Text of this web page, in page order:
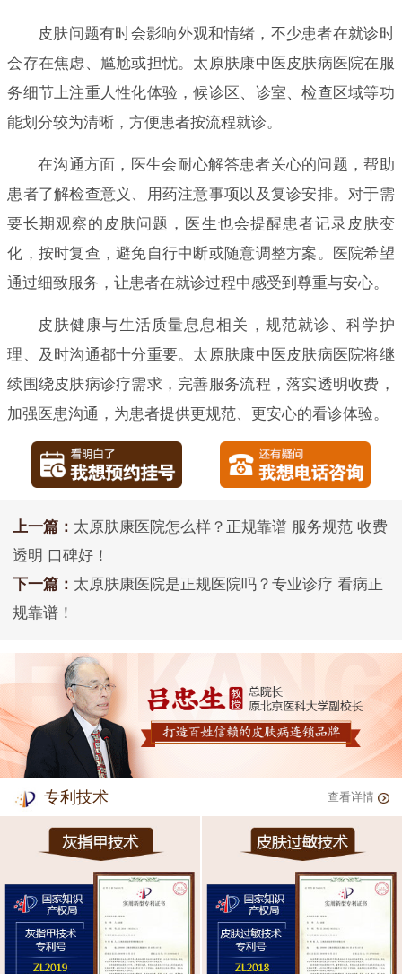
皮肤问题有时会影响外观和情绪，不少患者在就诊时
会存在焦虑、尴尬或担忧。太原肤康中医皮肤病医院在服
务细节上注重人性化体验，候诊区、诊室、检查区域等功
能划分较为清晰，方便患者按流程就诊。
在沟通方面，医生会耐心解答患者关心的问题，帮助
患者了解检查意义、用药注意事项以及复诊安排。对于需
要长期观察的皮肤问题，医生也会提醒患者记录皮肤变
化，按时复查，避免自行中断或随意调整方案。医院希望
通过细致服务，让患者在就诊过程中感受到尊重与安心。
皮肤健康与生活质量息息相关，规范就诊、科学护
理、及时沟通都十分重要。太原肤康中医皮肤病医院将继
续围绕皮肤病诊疗需求，完善服务流程，落实透明收费，
加强医患沟通，为患者提供更规范、更安心的看诊体验。
上一篇： 太原肤康医院怎么样？正规靠谱 服务规范 收费
透明 口碑好！
下一篇： 太原肤康医院是正规医院吗？专业诊疗 看病正
规靠谱！
专利技术 查看详情